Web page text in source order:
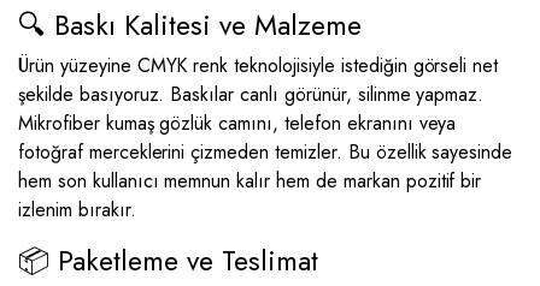
🔍 Baskı Kalitesi ve Malzeme
Ürün yüzeyine CMYK renk teknolojisiyle istediğin görseli net
şekilde basıyoruz. Baskılar canlı görünür, silinme yapmaz.
Mikrofiber kumaş gözlük camını, telefon ekranını veya
fotoğraf merceklerini çizmeden temizler. Bu özellik sayesinde
hem son kullanıcı memnun kalır hem de markan pozitif bir
izlenim bırakır.
📦 Paketleme ve Teslimat